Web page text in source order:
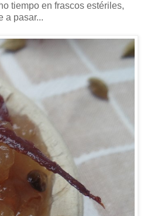
tiempo en frascos estériles,
a pasar...